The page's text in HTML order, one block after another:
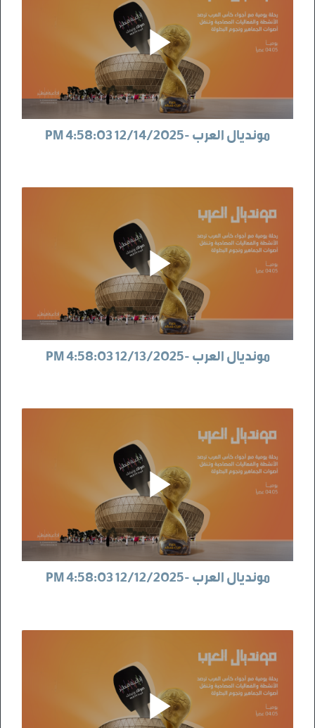
مونديال العرب -12/14/2025 4:58:03 PM
مونديال العرب -12/13/2025 4:58:03 PM
مونديال العرب -12/12/2025 4:58:03 PM